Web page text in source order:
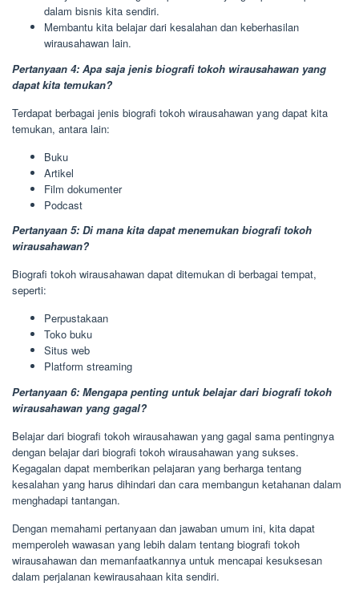
dalam bisnis kita sendiri.
Membantu kita belajar dari kesalahan dan keberhasilan
wirausahawan lain.
Pertanyaan 4: Apa saja jenis biografi tokoh wirausahawan yang
dapat kita temukan?
Terdapat berbagai jenis biografi tokoh wirausahawan yang dapat kita
temukan, antara lain:
Buku
Artikel
Film dokumenter
Podcast
Pertanyaan 5: Di mana kita dapat menemukan biografi tokoh
wirausahawan?
Biografi tokoh wirausahawan dapat ditemukan di berbagai tempat,
seperti:
Perpustakaan
Toko buku
Situs web
Platform streaming
Pertanyaan 6: Mengapa penting untuk belajar dari biografi tokoh
wirausahawan yang gagal?
Belajar dari biografi tokoh wirausahawan yang gagal sama pentingnya
dengan belajar dari biografi tokoh wirausahawan yang sukses.
Kegagalan dapat memberikan pelajaran yang berharga tentang
kesalahan yang harus dihindari dan cara membangun ketahanan dalam
menghadapi tantangan.
Dengan memahami pertanyaan dan jawaban umum ini, kita dapat
memperoleh wawasan yang lebih dalam tentang biografi tokoh
wirausahawan dan memanfaatkannya untuk mencapai kesuksesan
dalam perjalanan kewirausahaan kita sendiri.